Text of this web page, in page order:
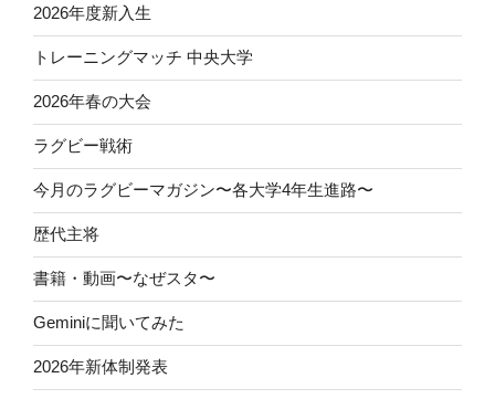
2026年度新入生
トレーニングマッチ 中央大学
2026年春の大会
ラグビー戦術
今月のラグビーマガジン〜各大学4年生進路〜
歴代主将
書籍・動画〜なぜスタ〜
Geminiに聞いてみた
2026年新体制発表